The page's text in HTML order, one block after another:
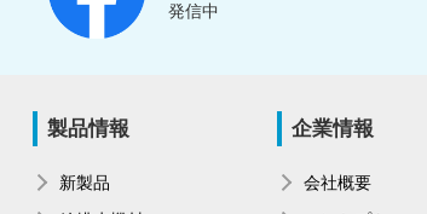
発信中
製品情報
新製品
企業情報
会社概要